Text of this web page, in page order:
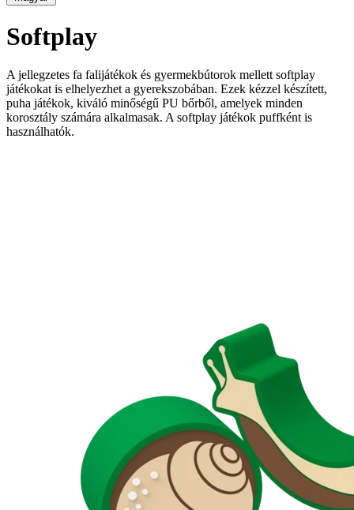
Softplay
A jellegzetes fa falijátékok és gyermekbútorok mellett softplay
játékokat is elhelyezhet a gyerekszobában. Ezek kézzel készített,
puha játékok, kiváló minőségű PU bőrből, amelyek minden
korosztály számára alkalmasak. A softplay játékok puffként is
használhatók.